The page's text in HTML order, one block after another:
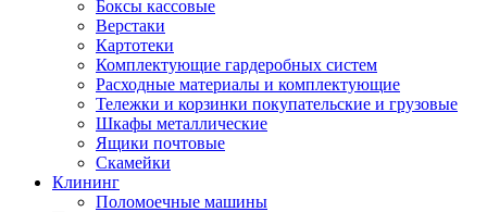
Боксы кассовые
Верстаки
Картотеки
Комплектующие гардеробных систем
Расходные материалы и комплектующие
Тележки и корзинки покупательские и грузовые
Шкафы металлические
Ящики почтовые
Скамейки
Клининг
Поломоечные машины